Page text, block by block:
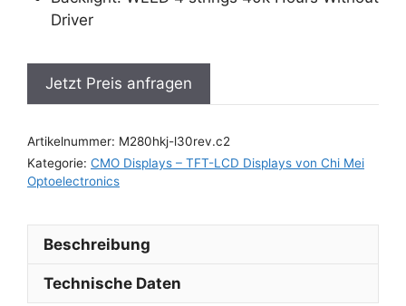
Driver
Jetzt Preis anfragen
Artikelnummer: M280hkj-l30rev.c2
Kategorie: CMO Displays – TFT-LCD Displays von Chi Mei
Optoelectronics
Beschreibung
Technische Daten